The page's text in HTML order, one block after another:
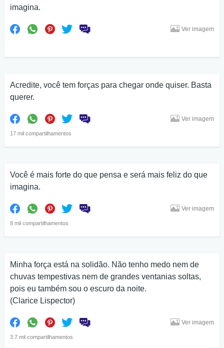
imagina.
Ver imagem
Acredite, você tem forças para chegar onde quiser. Basta
querer.
17 mil compartilhamentos
Ver imagem
Você é mais forte do que pensa e será mais feliz do que
imagina.
8 mil compartilhamentos
Ver imagem
Minha força está na solidão. Não tenho medo nem de
chuvas tempestivas nem de grandes ventanias soltas,
pois eu também sou o escuro da noite.
(Clarice Lispector)
3.7 mil compartilhamentos
Ver imagem